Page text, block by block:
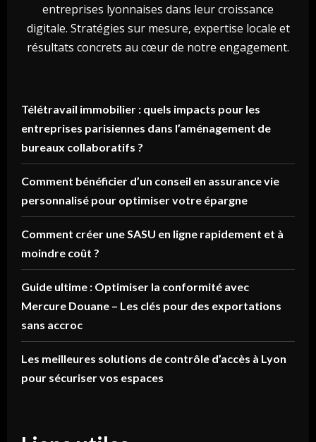
entreprises lyonnaises dans leur croissance
digitale. Stratégies sur mesure, expertise locale et
résultats concrets au cœur de notre engagement.
Télétravail immobilier : quels impacts pour les
entreprises parisiennes dans l’aménagement de
bureaux collaboratifs ?
Comment bénéficier d’un conseil en assurance vie
personnalisé pour optimiser votre épargne
Comment créer une SASU en ligne rapidement et à
moindre coût ?
Guide ultime : Optimiser la conformité avec
Mercure Douane – Les clés pour des exportations
sans accroc
Les meilleures solutions de contrôle d’accès à Lyon
pour sécuriser vos espaces